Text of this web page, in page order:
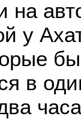
на
у
в